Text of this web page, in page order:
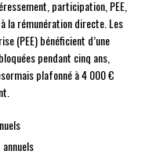
participation, PEE,
la rémunération directe. Les
(PEE) bénéficient d’une
pendant cinq ans,
plafonné à 4 000 €